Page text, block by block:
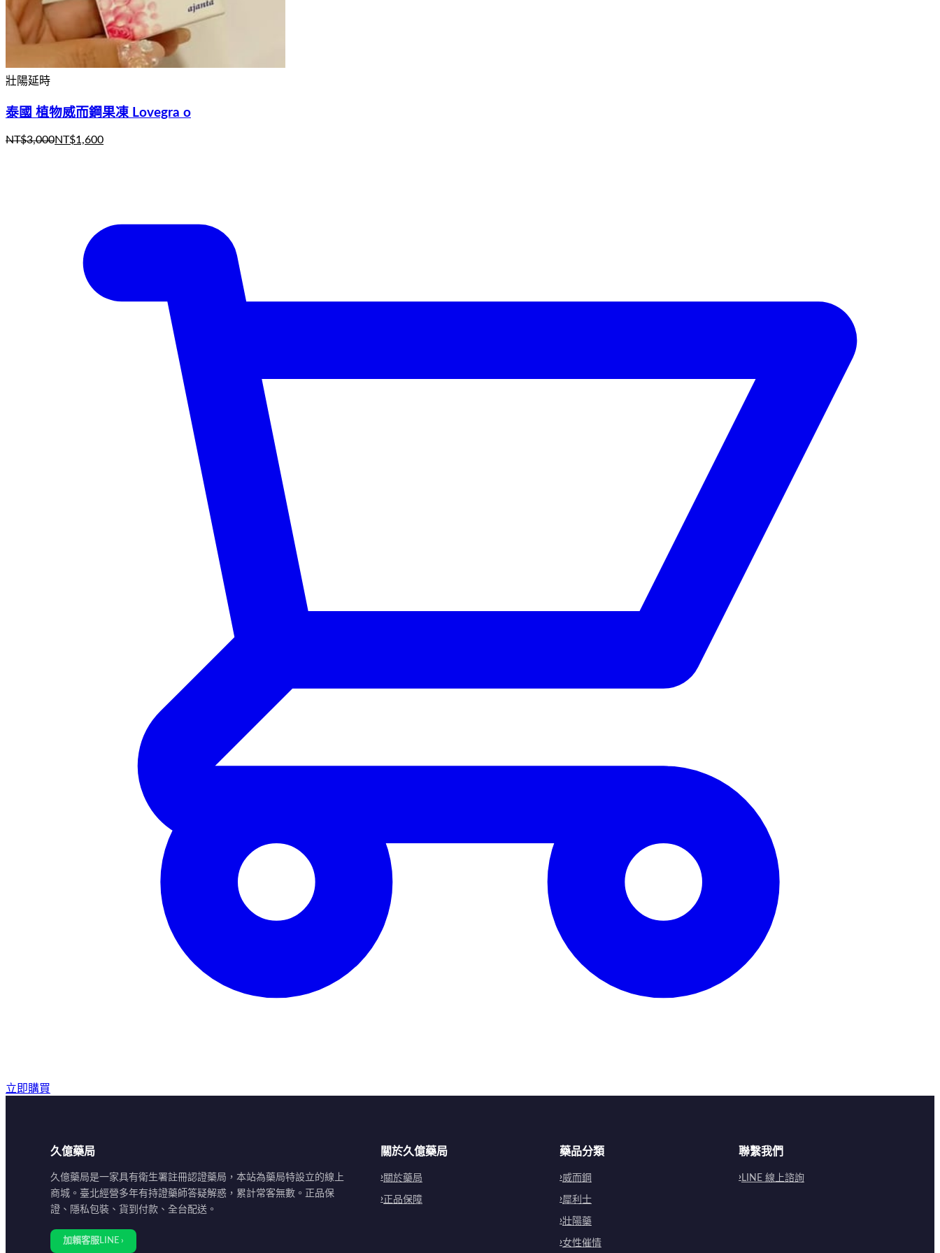
壯陽延時
泰國 植物威而鋼果凍 Lovegra o
NT$3,000NT$1,600
立即購買
久億藥局
久億藥局是一家具有衛生署註冊認證藥局，本站為藥局特設立的線上
商城。臺北經營多年有持證藥師答疑解惑，累計常客無數。正品保
證、隱私包裝、貨到付款、全台配送。
加賴客服LINE ›
關於久億藥局
關於藥局
正品保障
藥品分類
威而鋼
犀利士
壯陽藥
女性催情
聯繫我們
LINE 線上諮詢